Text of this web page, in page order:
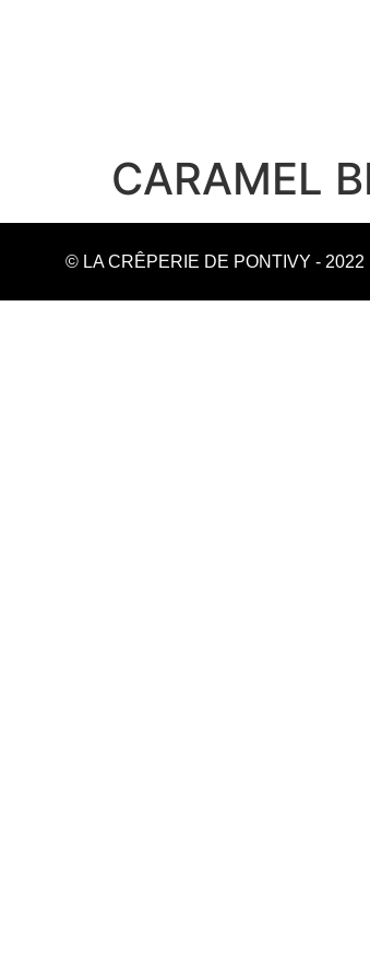
CARAMEL
© LA CRÊPERIE DE PONTIVY - 2022